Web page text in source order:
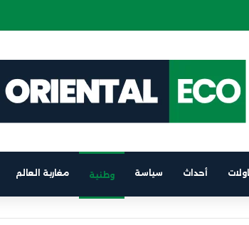
على متن باخرة الرابط بين برشلونة والناظور
أحداث سياسة وطنية مغاربة العالم